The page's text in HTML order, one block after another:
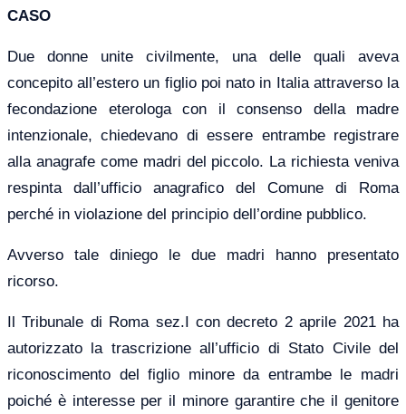
CASO
Due donne unite civilmente, una delle quali aveva
concepito all’estero un figlio poi nato in Italia attraverso la
fecondazione eterologa con il consenso della madre
intenzionale, chiedevano di essere entrambe registrare
alla anagrafe come madri del piccolo. La richiesta veniva
respinta dall’ufficio anagrafico del Comune di Roma
perché in violazione del principio dell’ordine pubblico.
Avverso tale diniego le due madri hanno presentato
ricorso.
Il Tribunale di Roma sez.I con decreto 2 aprile 2021 ha
autorizzato la trascrizione all’ufficio di Stato Civile del
riconoscimento del figlio minore da entrambe le madri
poiché è interesse per il minore garantire che il genitore